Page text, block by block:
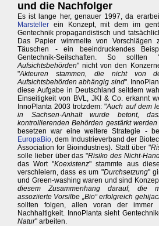
und die Nachfolger
Es ist lange her, genauer 1997, da
Marsteller ein Konzept, mit dem im
Gentechnik propagandistisch und
Das Papier wimmelte von Vorschlägen
Täuschen - ein beeindruckendes
Gentechnik-Seilschaften. So sollten
Aufsichtsbehörden" nicht von den
"Akteuren stammen, die nicht von
Aufsichtsbehörden abhängig sind".
diese Aufgabe in Deutschland seitdem
Einseitigkeit von BVL, JKI & Co. erkannt
InnoPlanta 2003 trotzdem: "Auch auf dem
in Sachsen-Anhalt wurde betont,
kontrollierenden Behörden gestärkt werden
besetzen war eine weitere Strategie -
EuropaBio , dem Industrieverband der
Association for Bioindustries). Statt über "
solle lieber über das "Risiko des Nicht-
das Wort "Koexistenz" stammte aus
verschleiern, dass es um "Durchsetzung"
und Green-washing waren und sind
diesem Zusammenhang darauf, die
assoziierte Vorsilbe „Bio“ erfolgreich
sollten folgen, allen voran der immer
Nachhaltigkeit. InnoPlanta sieht
Natur" arbeiten.